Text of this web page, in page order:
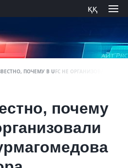
ққ
ПОЧЕМУ В UFC НЕ ОРГАНИЗОВАЛИ
почему